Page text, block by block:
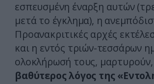
εσπευσμένη έναρξη αυτών
μετά το έγκλημα), η
Προανακριτικές αρχές
και η εντός τριών-τεσσάρων
ολοκλήρωσή τους, μαρτυρούν,
βαθύτερος λόγος της